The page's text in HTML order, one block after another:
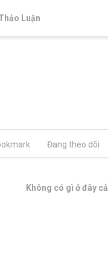
Luận
Đang theo dõi
Không có gì ở đây cả